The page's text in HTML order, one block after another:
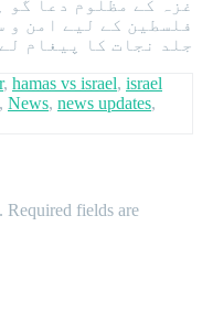
غزہ کے مظلوم دعا گو
فلسطین کے لیے امن و
جلد نجات کا پیغام
, hamas vs israel, israel
, News, news updates,
Required fields are